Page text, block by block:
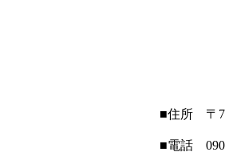
■住所 〒
■電話